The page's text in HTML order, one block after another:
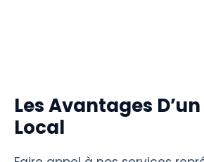
Les Avantages
Local